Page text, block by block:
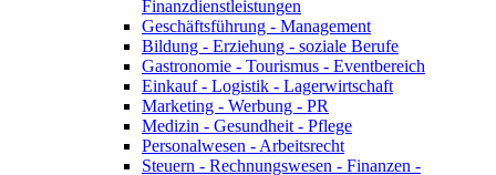
Finanzdienstleistungen
Geschäftsführung - Management
Bildung - Erziehung - soziale Berufe
Gastronomie - Tourismus - Eventbereich
Einkauf - Logistik - Lagerwirtschaft
Marketing - Werbung - PR
Medizin - Gesundheit - Pflege
Personalwesen - Arbeitsrecht
Steuern - Rechnungswesen - Finanzen -